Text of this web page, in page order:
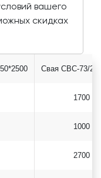
вашего
скидках
Свая СВС-73/
1700
1000
2700